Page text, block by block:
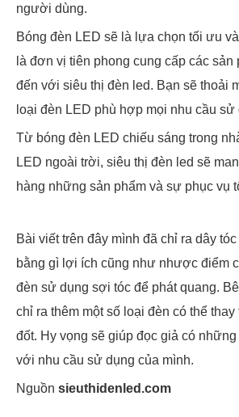
người dùng.
Bóng đèn LED sẽ là lựa chọn tối ưu
là đơn vị tiên phong cung cấp các sản
đến với siêu thị đèn led. Bạn sẽ thoải
loại đèn LED phù hợp mọi nhu cầu sử
Từ bóng đèn LED chiếu sáng trong
LED ngoài trời, siêu thị đèn led sẽ
hàng những sản phẩm và sự phục vụ
Bài viết trên đây mình đã chỉ ra dây
bằng gì lợi ích cũng như nhược điểm
đèn sử dụng sợi tóc để phát quang.
chỉ ra thêm một số loại đèn có thể
đốt. Hy vọng sẽ giúp đọc giả có
với nhu cầu sử dụng của mình.
Nguồn sieuthidenled.com